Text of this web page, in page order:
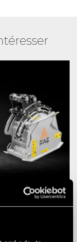
03 agosto 2026
LA